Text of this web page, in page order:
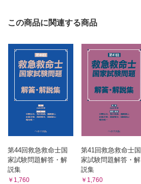
この商品に関連する商品
第44回救急救命士国
家試験問題解答・解
説集
￥1,760
第41回救急救命士国
家試験問題解答・解
説集
￥1,760